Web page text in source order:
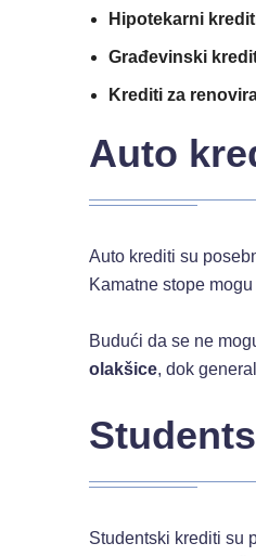
Hipotekarni
Građevinski
Krediti za
Auto
Auto krediti su
Kamatne stope
Budući da se ne
olakšice, dok
Studentski krediti su